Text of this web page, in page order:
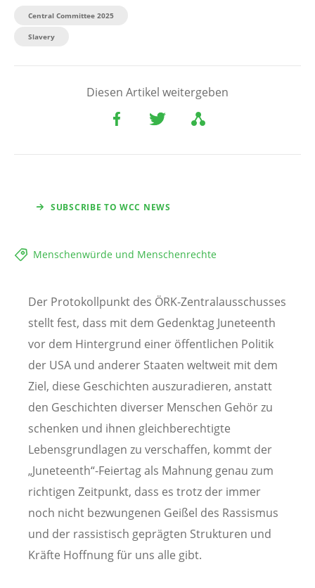
Central Committee 2025
Slavery
Diesen Artikel weitergeben
SUBSCRIBE TO WCC NEWS
Menschenwürde und Menschenrechte
Der Protokollpunkt des ÖRK-Zentralausschusses
stellt fest, dass mit dem Gedenktag Juneteenth
vor dem Hintergrund einer öffentlichen Politik
der USA und anderer Staaten weltweit mit dem
Ziel, diese Geschichten auszuradieren, anstatt
den Geschichten diverser Menschen Gehör zu
schenken und ihnen gleichberechtigte
Lebensgrundlagen zu verschaffen, kommt der
„Juneteenth“-Feiertag als Mahnung genau zum
richtigen Zeitpunkt, dass es trotz der immer
noch nicht bezwungenen Geißel des Rassismus
und der rassistisch geprägten Strukturen und
Kräfte Hoffnung für uns alle gibt.